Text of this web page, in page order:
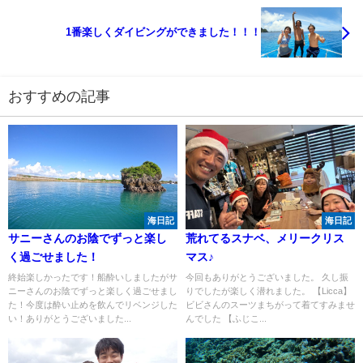
1番楽しくダイビングができました！！！
おすすめの記事
海日記
サニーさんのお陰でずっと楽し
く過ごせました！
終始楽しかったです！船酔いしましたがサ
ニーさんのお陰でずっと楽しく過ごせまし
た！今度は酔い止めを飲んでリベンジした
い！ありがとうございました...
海日記
荒れてるスナベ、メリークリス
マス♪
今回もありがとうございました。 久し振
りでしたが楽しく潜れました。 【Licca】
ビビさんのスーツまちがって着てすみませ
んでした 【ふじこ...